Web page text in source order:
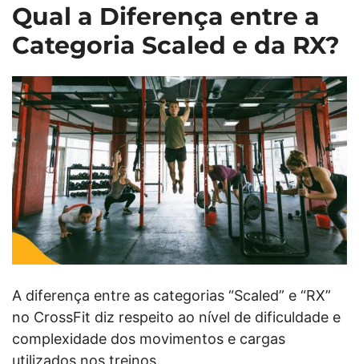
Qual a Diferença entre a
Categoria Scaled e da RX?
A diferença entre as categorias “Scaled” e “RX”
no CrossFit diz respeito ao nível de dificuldade e
complexidade dos movimentos e cargas
utilizados nos treinos.